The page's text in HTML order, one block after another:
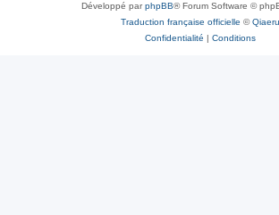
Développé parphpBB® Forum Software ©
Traduction française officielle ©Qiaeru
Confidentialité | Conditions